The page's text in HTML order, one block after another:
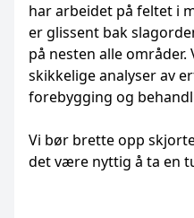
har arbeidet på feltet i
er glissent bak
på nesten alle
skikkelige analyser av
forebygging og
Vi bør brette opp
det være nyttig å ta en